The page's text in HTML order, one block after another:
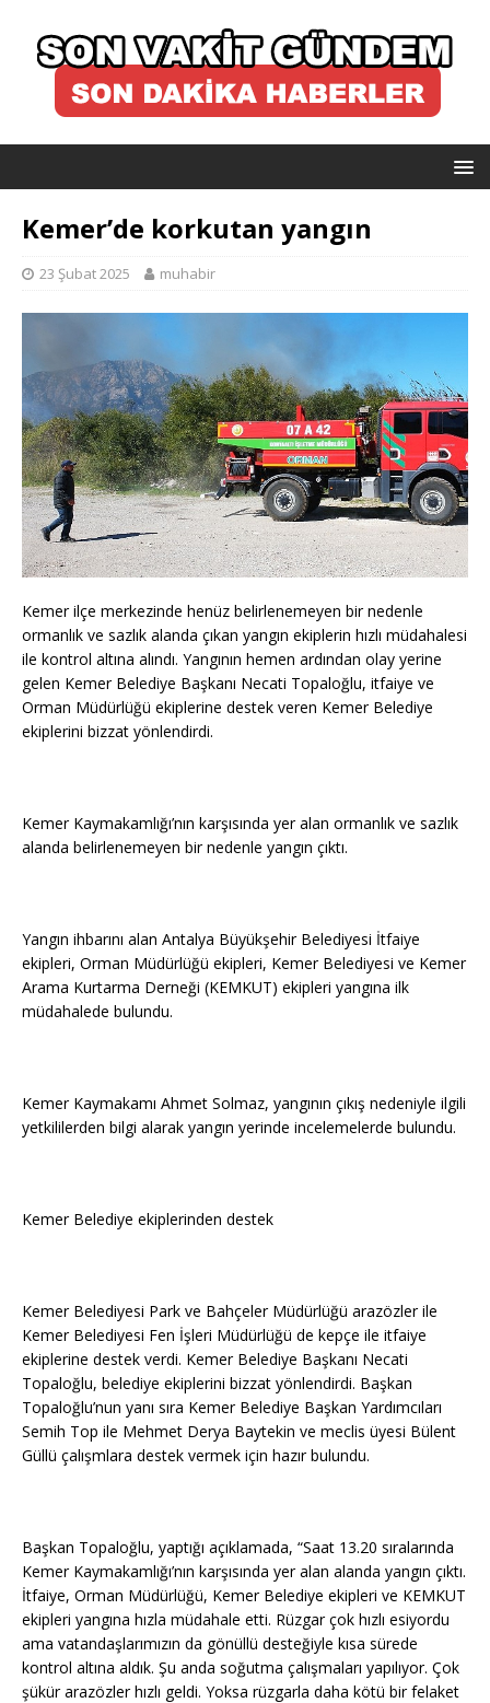
Kemer’de korkutan yangın
23 Şubat 2025 muhabir
Kemer ilçe merkezinde henüz belirlenemeyen bir nedenle
ormanlık ve sazlık alanda çıkan yangın ekiplerin hızlı müdahalesi
ile kontrol altına alındı. Yangının hemen ardından olay yerine
gelen Kemer Belediye Başkanı Necati Topaloğlu, itfaiye ve
Orman Müdürlüğü ekiplerine destek veren Kemer Belediye
ekiplerini bizzat yönlendirdi.
Kemer Kaymakamlığı’nın karşısında yer alan ormanlık ve sazlık
alanda belirlenemeyen bir nedenle yangın çıktı.
Yangın ihbarını alan Antalya Büyükşehir Belediyesi İtfaiye
ekipleri, Orman Müdürlüğü ekipleri, Kemer Belediyesi ve Kemer
Arama Kurtarma Derneği (KEMKUT) ekipleri yangına ilk
müdahalede bulundu.
Kemer Kaymakamı Ahmet Solmaz, yangının çıkış nedeniyle ilgili
yetkililerden bilgi alarak yangın yerinde incelemelerde bulundu.
Kemer Belediye ekiplerinden destek
Kemer Belediyesi Park ve Bahçeler Müdürlüğü arazözler ile
Kemer Belediyesi Fen İşleri Müdürlüğü de kepçe ile itfaiye
ekiplerine destek verdi. Kemer Belediye Başkanı Necati
Topaloğlu, belediye ekiplerini bizzat yönlendirdi. Başkan
Topaloğlu’nun yanı sıra Kemer Belediye Başkan Yardımcıları
Semih Top ile Mehmet Derya Baytekin ve meclis üyesi Bülent
Güllü çalışmlara destek vermek için hazır bulundu.
Başkan Topaloğlu, yaptığı açıklamada, “Saat 13.20 sıralarında
Kemer Kaymakamlığı’nın karşısında yer alan alanda yangın çıktı.
İtfaiye, Orman Müdürlüğü, Kemer Belediye ekipleri ve KEMKUT
ekipleri yangına hızla müdahale etti. Rüzgar çok hızlı esiyordu
ama vatandaşlarımızın da gönüllü desteğiyle kısa sürede
kontrol altına aldık. Şu anda soğutma çalışmaları yapılıyor. Çok
şükür arazözler hızlı geldi. Yoksa rüzgarla daha kötü bir felaket